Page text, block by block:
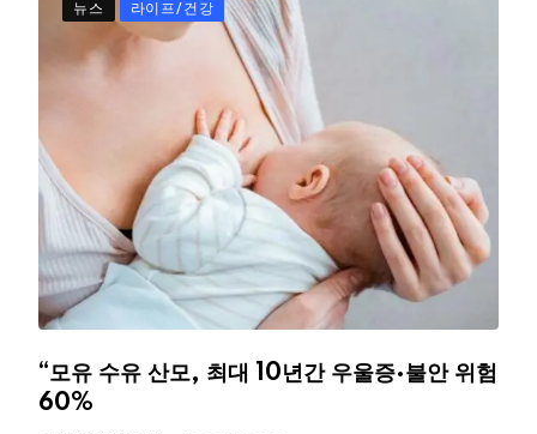
뉴스 라이프/건강
“모유 수유 산모, 최대 10년간 우울증·불안 위험
60%